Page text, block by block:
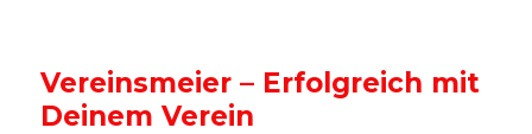
Vereinsmeier – Erfolgreich mit
Deinem Verein